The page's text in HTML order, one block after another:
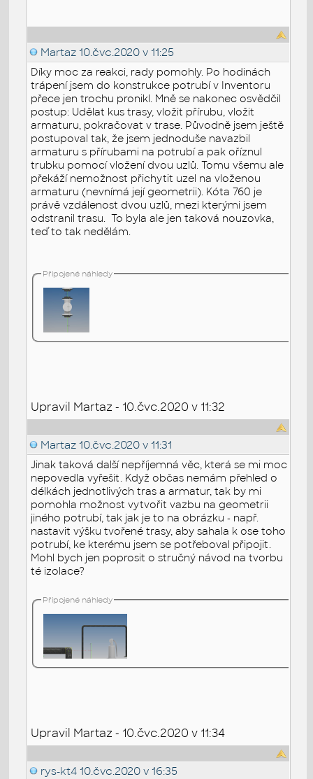
Martaz 10.čvc.2020 v 11:25
Díky moc za reakci, rady pomohly. Po hodinách
trápení jsem do konstrukce potrubí v Inventoru
přece jen trochu pronikl. Mně se nakonec osvědčil
postup: Udělat kus trasy, vložit přírubu, vložit
armaturu, pokračovat v trase. Původně jsem ještě
postupoval tak, že jsem jednoduše navazbil
armaturu s přírubami na potrubí a pak oříznul
trubku pomocí vložení dvou uzlů. Tomu všemu ale
překáží nemožnost přichytit uzel na vloženou
armaturu (nevnímá její geometrii). Kóta 760 je
právě vzdálenost dvou uzlů, mezi kterými jsem
odstranil trasu. To byla ale jen taková nouzovka,
teď to tak nedělám.
Připojené náhledy
Upravil Martaz - 10.čvc.2020 v 11:32
Martaz 10.čvc.2020 v 11:31
Jinak taková další nepříjemná věc, která se mi moc
nepovedla vyřešit. Když občas nemám přehled o
délkách jednotlivých tras a armatur, tak by mi
pomohla možnost vytvořit vazbu na geometrii
jiného potrubí, tak jak je to na obrázku - např.
nastavit výšku tvořené trasy, aby sahala k ose toho
potrubí, ke kterému jsem se potřeboval připojit.
Mohl bych jen poprosit o stručný návod na tvorbu
té izolace?
Připojené náhledy
Upravil Martaz - 10.čvc.2020 v 11:34
rys-kt4 10.čvc.2020 v 16:35